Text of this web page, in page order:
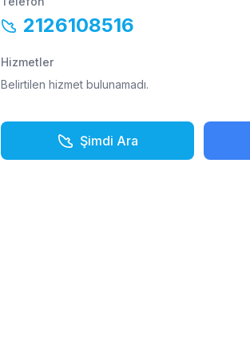
2126108516
Hizmetler
Belirtilen hizmet bulunamadı.
Şimdi Ara